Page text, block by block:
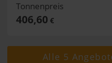
Tonnenpreis
406,60 €
Alle 5